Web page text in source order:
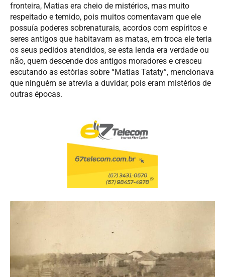
fronteira, Matias era cheio de mistérios, mas muito
respeitado e temido, pois muitos comentavam que ele
possuía poderes sobrenaturais, acordos com espíritos e
seres antigos que habitavam as matas, em troca ele teria
os seus pedidos atendidos, se esta lenda era verdade ou
não, quem descende dos antigos moradores e cresceu
escutando as estórias sobre “Matias Tataty”, mencionava
que ninguém se atrevia a duvidar, pois eram mistérios de
outras épocas.